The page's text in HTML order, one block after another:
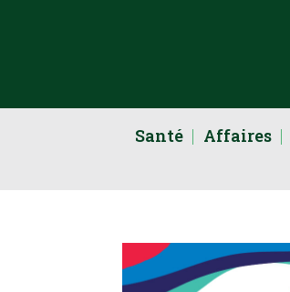
Santé Affaires